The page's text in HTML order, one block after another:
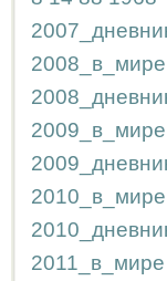
2008_в_мире
2009_в_мире
2010_в_мире
2011_в_мире